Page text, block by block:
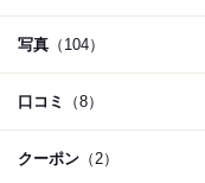
写真 （104）
口コミ （8）
クーポン （2）